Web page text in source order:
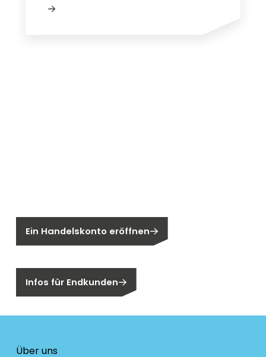
Ein Handelskonto eröffnen
Infos für Endkunden
Über uns